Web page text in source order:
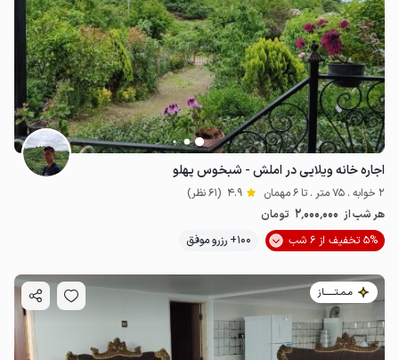
اجاره خانه ویلایی در املش - شبخوس پهلو
2 خوابه . 75 متر . تا 6 مهمان 4.9 (61 نظر)
هر شب از 2٬000٬000 تومان
5% تخفیف از 6 شب
100+ رزرو موفق
مـمـتــــــاز